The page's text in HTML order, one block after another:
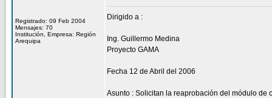
Registrado: 09 Feb 2004
Mensajes: 70
Institución, Empresa: Región
Arequipa
Dirigido a :
Ing. Guillermo Medina
Proyecto GAMA
Fecha 12 de Abril del 2006
Asunto : Solicitan la reaprobación del módulo de